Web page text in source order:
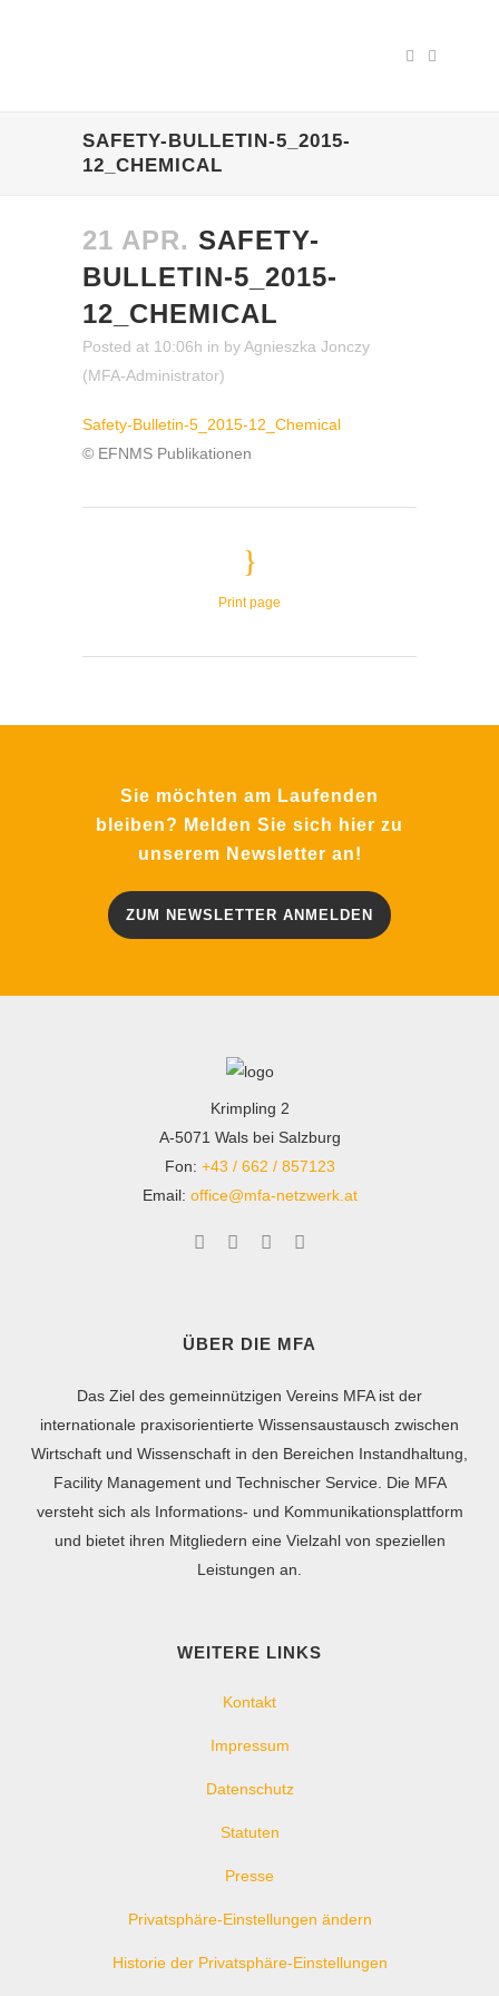
SAFETY-BULLETIN-5_2015-
12_CHEMICAL
21 APR. SAFETY-
BULLETIN-5_2015-
12_CHEMICAL
Posted at 10:06h in byAgnieszka Jonczy
(MFA-Administrator)
Safety-Bulletin-5_2015-12_Chemical
© EFNMS Publikationen
Print page
Sie möchten am Laufenden
bleiben? Melden Sie sich hier zu
unserem Newsletter an!
ZUM NEWSLETTER ANMELDEN
Krimpling 2
A-5071 Wals bei Salzburg
Fon: +43 / 662 / 857123
Email: office@mfa-netzwerk.at
ÜBER DIE MFA
Das Ziel des gemeinnützigen Vereins MFA ist der
internationale praxisorientierte Wissensaustausch zwischen
Wirtschaft und Wissenschaft in den Bereichen Instandhaltung,
Facility Management und Technischer Service. Die MFA
versteht sich als Informations- und Kommunikationsplattform
und bietet ihren Mitgliedern eine Vielzahl von speziellen
Leistungen an.
WEITERE LINKS
Kontakt
Impressum
Datenschutz
Statuten
Presse
Privatsphäre-Einstellungen ändern
Historie der Privatsphäre-Einstellungen